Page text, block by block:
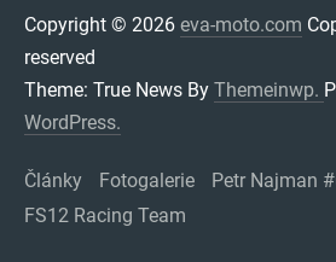
Copyright © 2026 eva-moto.com
reserved
Theme: True News By Themeinwp.
WordPress.
Články Fotogalerie
Petr Najman
FS12 Racing Team